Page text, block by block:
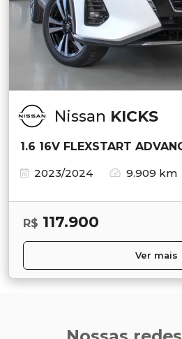
Nissan KICKS
1.6 16V FLEXSTART
2023/2024
9.909 km
R$ 117.900
Ver mais